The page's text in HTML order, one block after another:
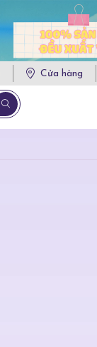
Cửa hàng